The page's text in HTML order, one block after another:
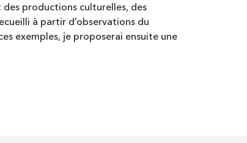
des productions culturelles, des
à partir d’observations du
exemples, je proposerai ensuite une